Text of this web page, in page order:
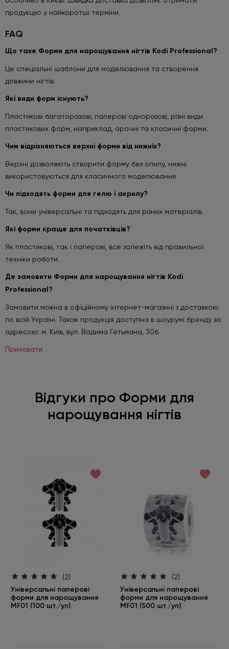
продукцію у найкоротші терміни.
FAQ
Що таке Форми для нарощування нігтів Kodi Professional?
Це спеціальні шаблони для моделювання та створення
довжини нігтів.
Які види форм існують?
Пластикові багаторазові, паперові одноразові, різні види
пластикових форм, наприклад, арочні та класичні форми.
Чим відрізняються верхні форми від нижніх?
Верхні дозволяють створити форму без опилу, нижні
використовуються для класичного моделювання.
Чи підходять форми для гелю і акрилу?
Так, вони універсальні та підходять для різних матеріалів.
Які форми краще для початківців?
Як пластикові, так і паперові, все залежіть від правильної
техніки роботи.
Де замовити Форми для нарощування нігтів Kodi
Professional?
Замовити можна в офіційному інтернет-магазині з доставкою
по всій Україні. Також продукція доступна в шоурумі бренду за
адресою: м. Київ, вул. Вадима Гетьмана, 30б.
Приховати
Відгуки про Форми для
нарощування нігтів
(2)
Універсальні паперові
форми для нарощування
MF01 (100 шт./уп).
(2)
Універсальні паперові
форми для нарощування
MF01 (500 шт./уп).